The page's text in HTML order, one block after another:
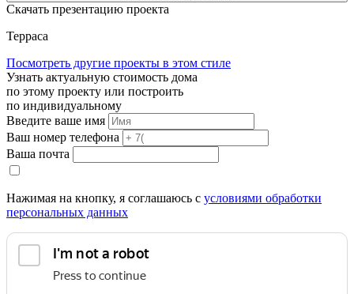
Скачать презентацию проекта
Терраса
Посмотреть другие проекты в этом стиле
Узнать актуальную стоимость дома
по этому проекту или построить
по индивидуальному
Введите ваше имя
Ваш номер телефона
Ваша почта
Нажимая на кнопку, я соглашаюсь с условиями обработки
персональных данных